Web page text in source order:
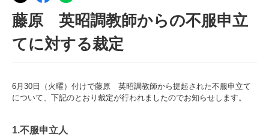
藤原 英昭調教師からの不服申立
てに対する裁定
6月30日（火曜）付けで藤原 英昭調教師から提起された不服申立て
について、下記のとおり裁定が行われましたのでお知らせします。
1.不服申立人